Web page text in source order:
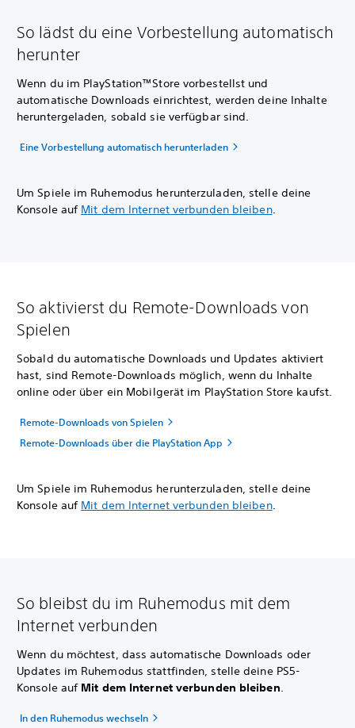
So lädst du eine Vorbestellung automatisch
herunter
Wenn du im PlayStation™Store vorbestellst und
automatische Downloads einrichtest, werden deine Inhalte
heruntergeladen, sobald sie verfügbar sind.
Eine Vorbestellung automatisch herunterladen
Um Spiele im Ruhemodus herunterzuladen, stelle deine
Konsole auf Mit dem Internet verbunden bleiben.
So aktivierst du Remote-Downloads von
Spielen
Sobald du automatische Downloads und Updates aktiviert
hast, sind Remote-Downloads möglich, wenn du Inhalte
online oder über ein Mobilgerät im PlayStation Store kaufst.
Remote-Downloads von Spielen
Remote-Downloads über die PlayStation App
Um Spiele im Ruhemodus herunterzuladen, stelle deine
Konsole auf Mit dem Internet verbunden bleiben.
So bleibst du im Ruhemodus mit dem
Internet verbunden
Wenn du möchtest, dass automatische Downloads oder
Updates im Ruhemodus stattfinden, stelle deine PS5-
Konsole auf Mit dem Internet verbunden bleiben.
In den Ruhemodus wechseln